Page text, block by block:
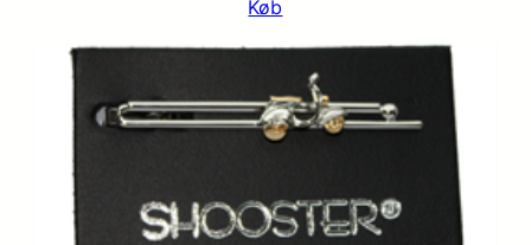
pris
var:
kr. 29,95.
er:
Køb